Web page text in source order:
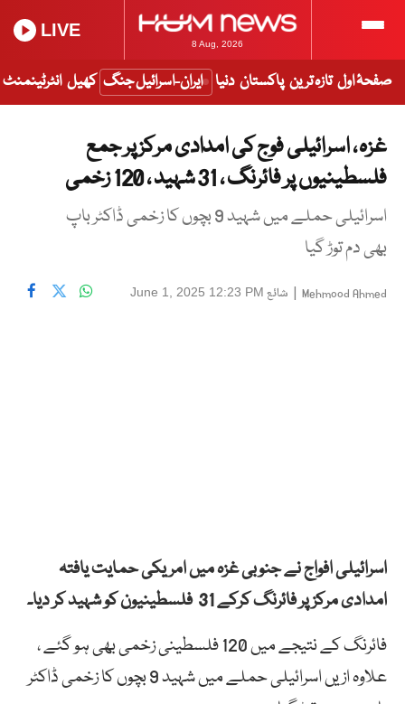
8 Aug, 2026
LIVE
صفحۂ اول تازہ ترین پاکستان دنیا ایران-اسرائیل جنگ کھیل انٹرٹینمنٹ
غزہ ، اسرائیلی فوج کی امدادی مرکز پر جمع
فلسطینیوں پر فائرنگ ، 31 شہید ، 120 زخمی
اسرائیلی حملے میں شہید 9 بچوں کا زخمی ڈاکٹر باپ
بھی دم توڑ گیا
Mehmood Ahmed
| شائع June 1, 2025 12:23 PM
اسرائیلی افواج نے جنوبی غزہ میں امریکی حمایت یافتہ
امدادی مرکز پر فائرنگ کرکے 31 فلسطینیون کو شہید کر دیا۔
فائرنگ کے نتیجے میں 120 فلسطینی زخمی بھی ہو گئے ،
علاوہ ازیں اسرائیلی حملے میں شہید 9 بچوں کا زخمی ڈاکٹر